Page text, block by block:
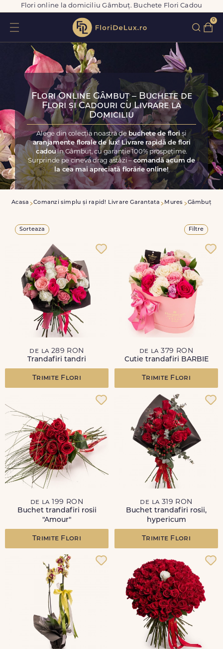
Flori online la domiciliu Gâmbuț. Buchete Flori Cadou
0
Flori Online Gâmbuț – Buchete de
Flori și Cadouri cu Livrare la
Domiciliu
Alege din colecția noastră de buchete de floriși
aranjamente florale de lux! Livrare rapidă de flori
cadouîn Gâmbuț, cu garanție 100% prospețime.
Surprinde pe cineva drag astăzi –comandă acum de
la cea mai apreciată florărie online!
Acasa Comanzi simplu și rapid! Livrare Garantata Mures Gâmbuț
Sorteaza Filtre
de la 289 RON
Trandafiri tandri
Trimite Flori
de la 379 RON
Cutie trandafiri BARBIE
Trimite Flori
de la 199 RON
Buchet trandafiri rosii
"Amour"
Trimite Flori
de la 319 RON
Buchet trandafiri rosii,
hypericum
Trimite Flori